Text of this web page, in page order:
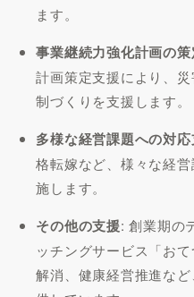
ます。
事業継続力強化計画の
計画策定支援により、
制づくりを支援します。
多様な経営課題への対応
格転嫁など、様々な経
施します。
その他の支援: 創業期の
ッチングサービス「お
解消、健康経営推進な